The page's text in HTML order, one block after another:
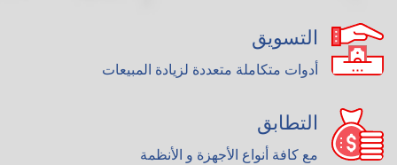
التسويق
أدوات متكاملة متعددة لزيادة المبيعات
التطابق
مع كافة أنواع الأجهزة و الأنظمة